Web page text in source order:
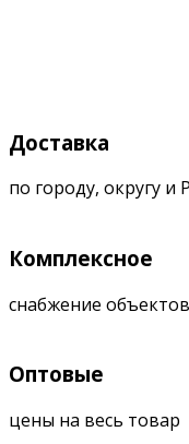
Доставка
по городу, округу и
Комплексное
снабжение объектов
Оптовые
цены на весь товар